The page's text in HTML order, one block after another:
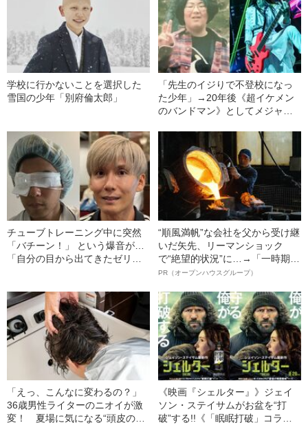
学校に行かないことを選択した
雪国の少年「別府倫太郎」
「先生のイジりで不登校になっ
た少年」→20年後《超イケメン
のバンドマン》としてメジャー
彼が「幸せになれなかった」複
雑な事情
チューブトレーニング中に突然
「バチーン！」 という爆音が…
「自分の目から出てきたゼリー
レーした“サッカー選手”が視覚障
害を負った“恐怖の瞬間”を明かす
“順風満帆”な会社を父から受け継
いだ矢先、リーマンショック
で“絶望的状況”に…→「一時期は
納品3年待ち」のヒット商品を生
明かす、“逆転の戦術”
PR（オープンハウスグループ）
「えっ、こんなに変わるの？」
36歳男性ライターのニオイが激
変！ 夏場に気になる“頭皮のニ
《映画『シェルター』》ジェイ
ソン・ステイサムがお盆を“打
破”する!!《「眠眠打破」コラ